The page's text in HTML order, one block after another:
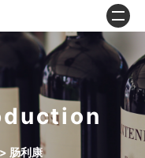
> 肠利康